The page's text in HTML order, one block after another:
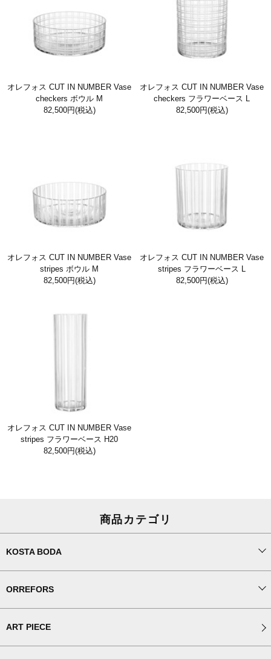
オレフォス CUT IN NUMBER Vase
checkers ボウル M
82,500円(税込)
オレフォス CUT IN NUMBER Vase
checkers フラワーベース L
82,500円(税込)
オレフォス CUT IN NUMBER Vase
stripes ボウル M
82,500円(税込)
オレフォス CUT IN NUMBER Vase
stripes フラワーベース L
82,500円(税込)
オレフォス CUT IN NUMBER Vase
stripes フラワーベース H20
82,500円(税込)
商品カテゴリ
KOSTA BODA
ORREFORS
ART PIECE